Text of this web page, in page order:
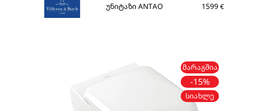
უნიტაზი ANTAO 1599 €
ᲛᲐᲠᲐᲒᲨᲘᲐ
-15%
ᲡᲘᲐᲮᲚᲔ